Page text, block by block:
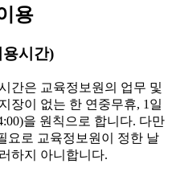
용
시간)
간은 교육정보원의 업무 및
장이 없는 한 연중무휴, 1일
을 원칙으로 합니다. 다만
요로 교육정보원이 정한 날
하지 아니합니다.